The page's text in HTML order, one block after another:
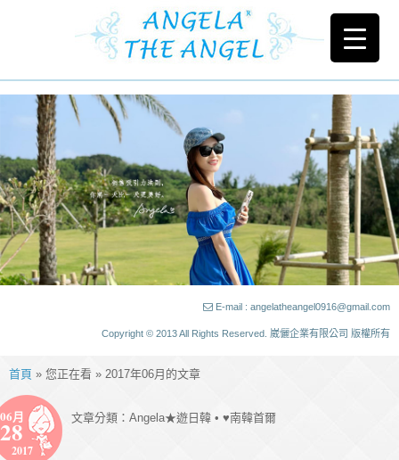
E-mail : angelatheangel0916@gmail.com
Copyright © 2013 All Rights Reserved. 崴儷企業有限公司 版權所有
首頁 » 您正在看 » 2017年06月的文章
06月
28
2017
文章分類： Angela★遊日韓 • ♥南韓首爾